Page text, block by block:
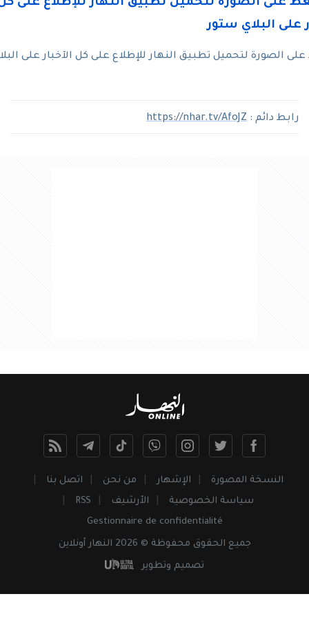
الصورة لتحميل تطبيق النهار للإطلاع على كل الآخبار على
رابط دائم : https://nhar.tv/AfoJZ
النسخة المصورة الإشهار من نحن
اتصل بنا
سياسة الخصوصية
الأرشيف
RSS
Gestionnaire de confidentialité
جميع الحقوق محفوظة © 2026 النهار أونلاين
تصميم وتطوير